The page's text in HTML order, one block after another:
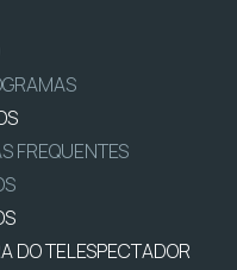
FREQUENTES
DO TELESPECTADOR